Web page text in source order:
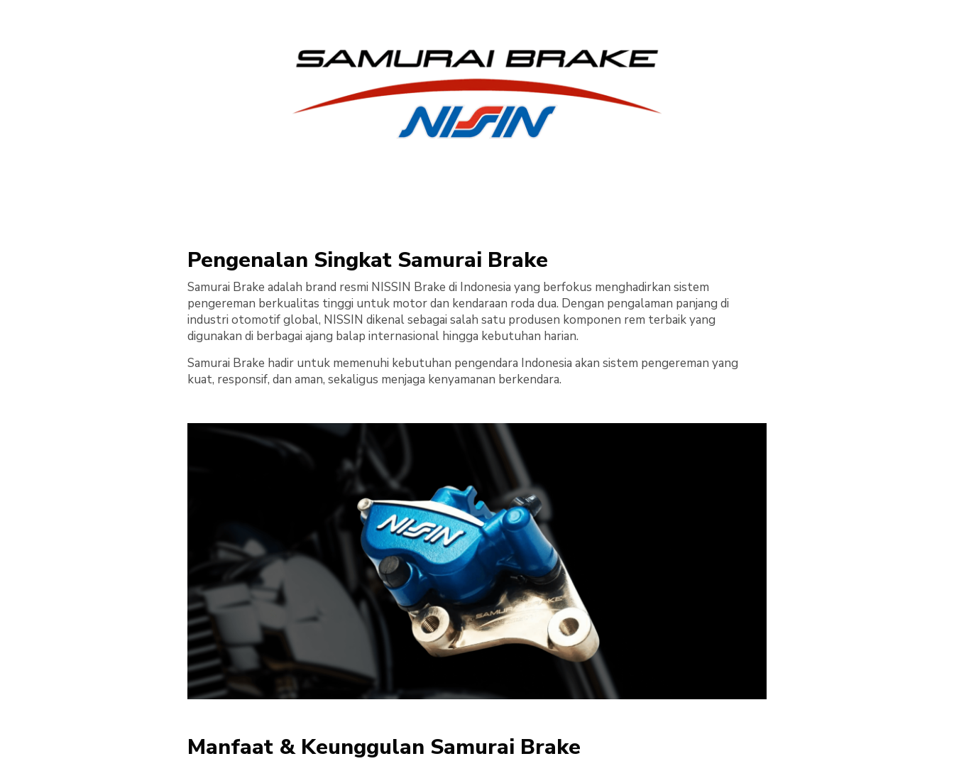
Pengenalan Singkat Samurai Brake
Samurai Brake adalah brand resmi NISSIN Brake di Indonesia yang berfokus menghadirkan sistem
pengereman berkualitas tinggi untuk motor dan kendaraan roda dua. Dengan pengalaman panjang di
industri otomotif global, NISSIN dikenal sebagai salah satu produsen komponen rem terbaik yang
digunakan di berbagai ajang balap internasional hingga kebutuhan harian.
Samurai Brake hadir untuk memenuhi kebutuhan pengendara Indonesia akan sistem pengereman yang
kuat, responsif, dan aman, sekaligus menjaga kenyamanan berkendara.
Manfaat & Keunggulan Samurai Brake